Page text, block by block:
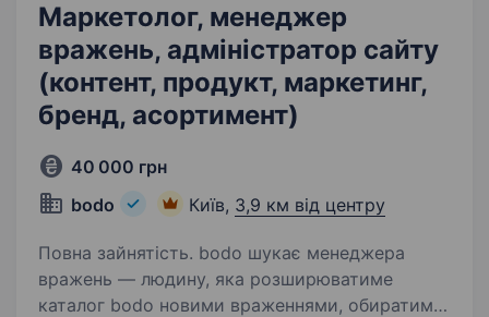
Маркетолог, менеджер
вражень, адміністратор сайту
(контент, продукт, маркетинг,
бренд, асортимент)
40 000 грн
bodo
Київ, 3,9 км від центру
Повна зайнятість. bodo шукає менеджера
вражень — людину, яка розширюватиме
каталог bodo новими враженнями, обиратиме